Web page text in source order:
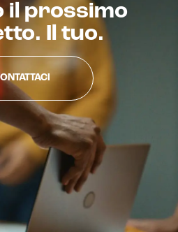
il prossimo
Il tuo.